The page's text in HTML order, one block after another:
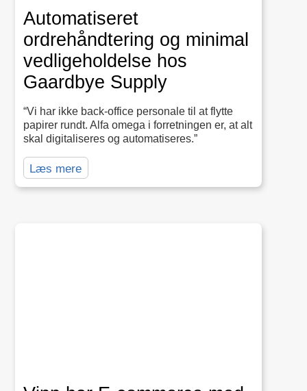
Automatiseret
ordrehåndtering og minimal
vedligeholdelse hos
Gaardbye Supply
“Vi har ikke back-office personale til at flytte
papirer rundt. Alfa omega i forretningen er, at alt
skal digitaliseres og automatiseres.”
Læs mere